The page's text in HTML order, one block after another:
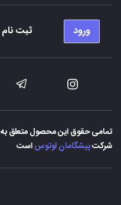
ورود ثبت نام
تمامی حقوق این محصول متعلق به
شرکتپیشگامان لوتوساست